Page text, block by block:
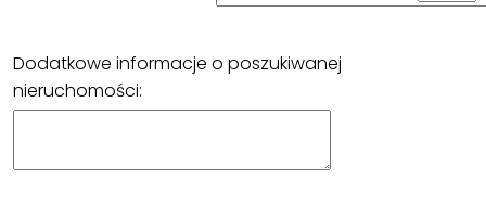
Dodatkowe informacje o poszukiwanej
nieruchomości: